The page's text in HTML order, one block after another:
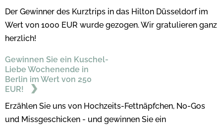
Der Gewinner des Kurztrips in das Hilton Düsseldorf im
Wert von 1000 EUR wurde gezogen. Wir gratulieren ganz
herzlich!
Gewinnen Sie ein Kuschel-
Liebe Wochenende in
Berlin im Wert von 250
EUR!
Erzählen Sie uns von Hochzeits-Fettnäpfchen, No-Gos
und Missgeschicken - und gewinnen Sie ein